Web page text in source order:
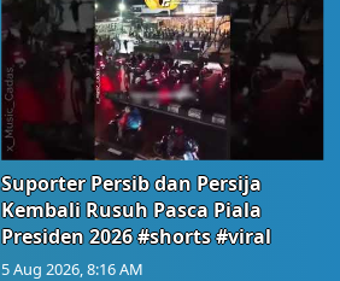
Suporter Persib dan Persija
Kembali Rusuh Pasca Piala
Presiden 2026 #shorts #viral
5 Aug 2026, 8:16 AM